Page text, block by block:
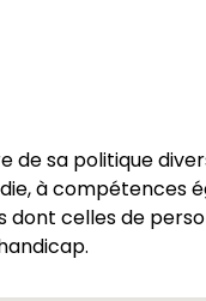
de sa politique
à compétences
dont celles de